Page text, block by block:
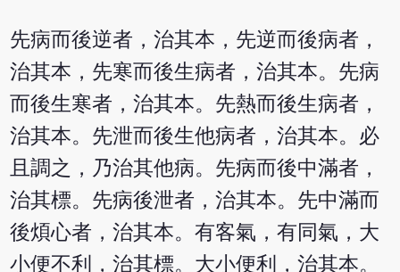
先病而後逆者，治其本，先逆而後病者，
治其本，先寒而後生病者，治其本。先病
而後生寒者，治其本。先熱而後生病者，
治其本。先泄而後生他病者，治其本。必
且調之，乃治其他病。先病而後中滿者，
治其標。先病後泄者，治其本。先中滿而
後煩心者，治其本。有客氣，有同氣，大
小便不利，治其標。大小便利，治其本。